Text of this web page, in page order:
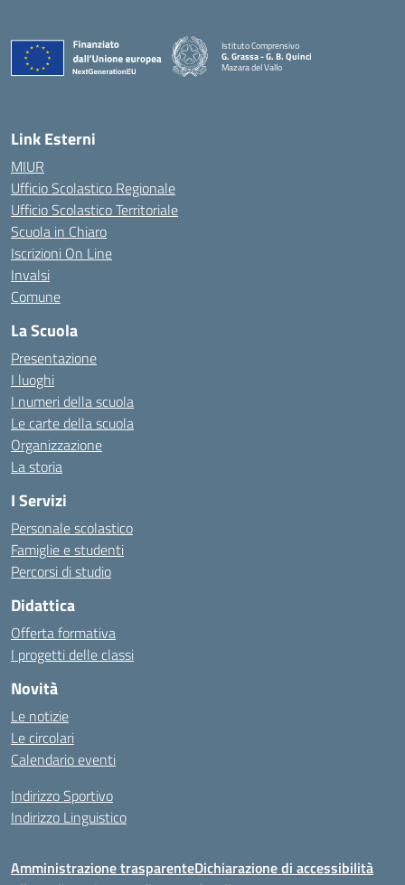
Istituto Comprensivo
G. Grassa - G. B. Quinci
Mazara del Vallo
Link Esterni
MIUR
Ufficio Scolastico Regionale
Ufficio Scolastico Territoriale
Scuola in Chiaro
Iscrizioni On Line
Invalsi
Comune
La Scuola
Presentazione
I luoghi
I numeri della scuola
Le carte della scuola
Organizzazione
La storia
I Servizi
Personale scolastico
Famiglie e studenti
Percorsi di studio
Didattica
Offerta formativa
I progetti delle classi
Novità
Le notizie
Le circolari
Calendario eventi
Indirizzo Sportivo
Indirizzo Linguistico
Amministrazione trasparenteDichiarazione di accessibilità